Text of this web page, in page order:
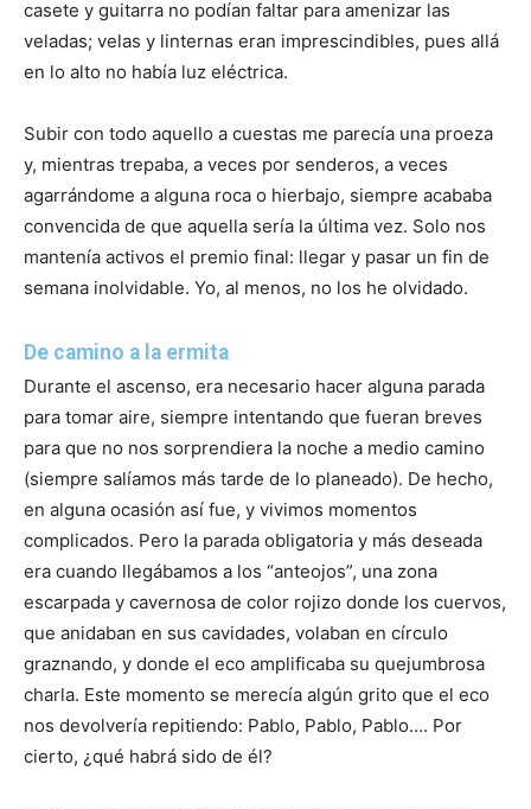
casete y guitarra no podían faltar para amenizar las
veladas; velas y linternas eran imprescindibles, pues allá
en lo alto no había luz eléctrica.
Subir con todo aquello a cuestas me parecía una proeza
y, mientras trepaba, a veces por senderos, a veces
agarrándome a alguna roca o hierbajo, siempre acababa
convencida de que aquella sería la última vez. Solo nos
mantenía activos el premio final: llegar y pasar un fin de
semana inolvidable. Yo, al menos, no los he olvidado.
De camino a la ermita
Durante el ascenso, era necesario hacer alguna parada
para tomar aire, siempre intentando que fueran breves
para que no nos sorprendiera la noche a medio camino
(siempre salíamos más tarde de lo planeado). De hecho,
en alguna ocasión así fue, y vivimos momentos
complicados. Pero la parada obligatoria y más deseada
era cuando llegábamos a los “anteojos”, una zona
escarpada y cavernosa de color rojizo donde los cuervos,
que anidaban en sus cavidades, volaban en círculo
graznando, y donde el eco amplificaba su quejumbrosa
charla. Este momento se merecía algún grito que el eco
nos devolvería repitiendo: Pablo, Pablo, Pablo…. Por
cierto, ¿qué habrá sido de él?